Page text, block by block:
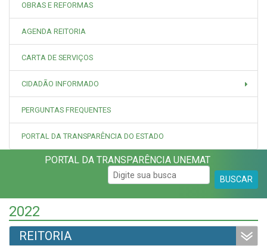
OBRAS E REFORMAS
AGENDA REITORIA
CARTA DE SERVIÇOS
CIDADÃO INFORMADO
PERGUNTAS FREQUENTES
PORTAL DA TRANSPARÊNCIA DO ESTADO
PORTAL DA TRANSPARÊNCIA UNEMAT
BUSCAR
2022
REITORIA